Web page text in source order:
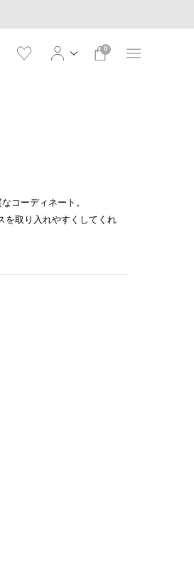
0
コーディネート。
を取り入れやすくしてくれ